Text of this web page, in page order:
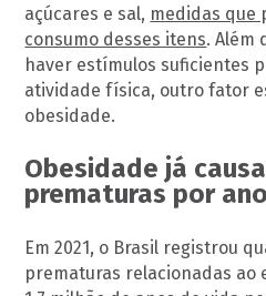
açúcares e sal, medidas que
consumo desses itens. Além
haver estímulos suficientes
atividade física, outro fator
obesidade.
Obesidade já
prematuras por
Em 2021, o Brasil registrou
prematuras relacionadas ao